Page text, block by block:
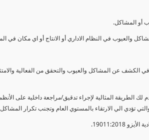
أو المشاكل.
والعيوب في النظام الاداري أو الانتاج أو اي مكان في
في الكشف عن المشاكل والعيوب والتحقق من الفعالية
الطريقة المثالية لإجراء تدقيق/مراجعة داخلية على
تؤدي الي الارتقاء بالمستوي العام وتجنب تكرار